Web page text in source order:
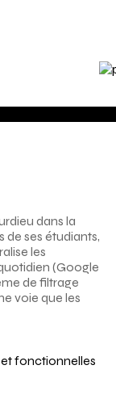
dans la
de ses étudiants,
les
(Google
de filtrage
voie que les
fonctionnelles